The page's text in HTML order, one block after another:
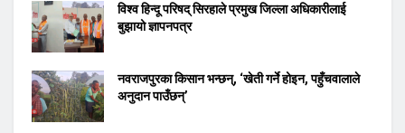
विश्व हिन्दू परिषद् सिरहाले प्रमुख जिल्ला अधिकारीलाई
बुझायो ज्ञापनपत्र
नवराजपुरका किसान भन्छन्, ‘खेती गर्ने होइन, पहुँचवालाले
अनुदान पाउँछन्’